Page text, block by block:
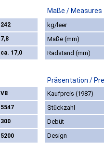
Maße / Measures
242
kg/leer
7,8
Maße (mm)
ca. 17,0 Radstand (mm)
Präsentation /
V8
Kaufpreis (1987)
5547
Stückzahl
300
Debüt
5200 Design